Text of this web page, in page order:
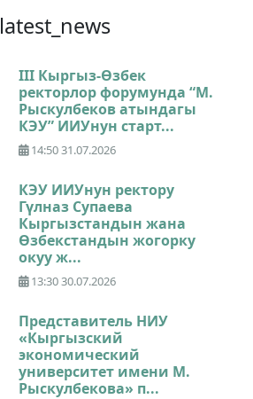
latest_news
III Кыргыз-Өзбек
ректорлор форумунда “М.
Рыскулбеков атындагы
КЭУ” ИИУнун старт...
14:50 31.07.2026
КЭУ ИИУнун ректору
Гүлназ Супаева
Кыргызстандын жана
Өзбекстандын жогорку
окуу ж...
13:30 30.07.2026
Представитель НИУ
«Кыргызский
экономический
университет имени М.
Рыскулбекова» п...